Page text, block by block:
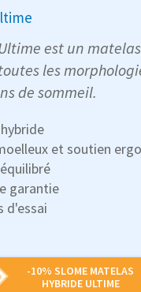
est un
les
de sommeil.
et soutien
garantie
d'essai
-10% SLOME MATELAS
HYBRIDE ULTIME